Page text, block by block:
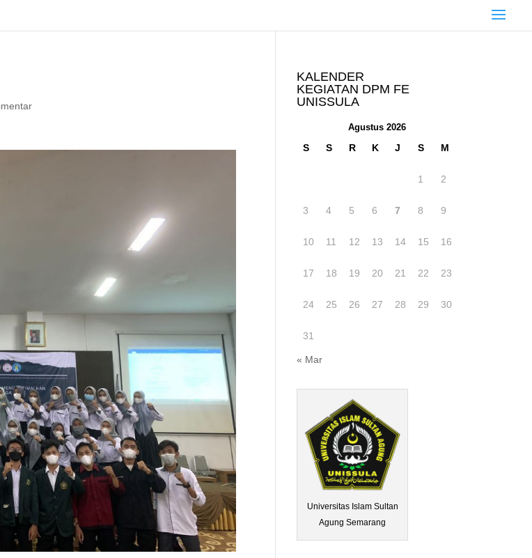
KALENDER
KEGIATAN DPM FE
UNISSULA
Agustus 2026
S S R K J S M
1 2
3 4 5 6 7 8 9
10 11 12 13 14 15 16
17 18 19 20 21 22 23
24 25 26 27 28 29 30
31
« Mar
Universitas Islam Sultan
Agung Semarang